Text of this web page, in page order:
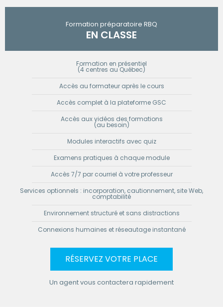
Formation préparatoire RBQ
EN CLASSE
Formation en présentiel
(4 centres au Québec)
Accès au formateur après le cours
Accès complet à la plateforme GSC
Accès aux vidéos des formations
(au besoin)
Modules interactifs avec quiz
Examens pratiques à chaque module
Accès 7/7 par courriel à votre professeur​
Services optionnels : incorporation, cautionnement, site Web,
comptabilité
Environnement structuré et sans distractions
Connexions humaines et réseautage instantané
RÉSERVEZ VOTRE PLACE
Un agent vous contactera rapidement